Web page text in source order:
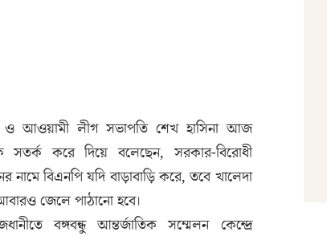
ও আওয়ামী লীগ সভাপতি শেখ হাসিনা আজ
সতর্ক করে দিয়ে বলেছেন, সরকার-বিরোধী
নামে বিএনপি যদি বাড়াবাড়ি করে, তবে খালেদা
জেলে পাঠানো হবে।
বঙ্গবন্ধু আন্তর্জাতিক সম্মেলন কেন্দ্রে